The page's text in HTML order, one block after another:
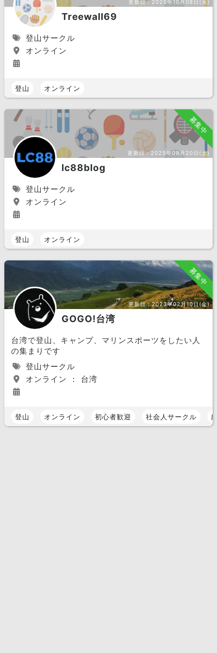
更新日： 2025年10月08日(水)
Treewall69
登山サークル
オンライン
登山 オンライン
募集中
更新日：2025年09月20日(土)
lc88blog
登山サークル
オンライン
登山 オンライン
募集中
更新日：2023年02月10日(金)
GOGO!台湾
台湾で登山、キャンプ、マリンスポーツをしたい人
の集まりです
登山サークル
オンライン ： 台湾
登山 オンライン 初心者歓迎 社会人サークル